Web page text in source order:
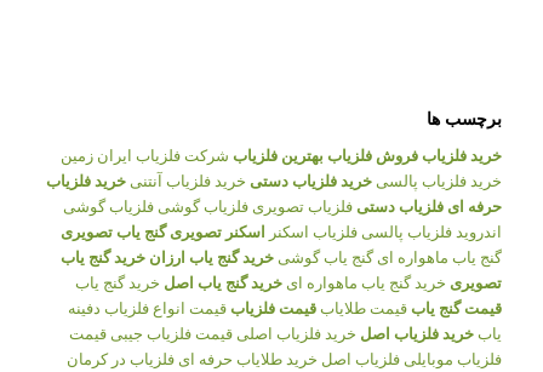
برچسب ها
خرید فلزیاب فروش فلزیاب بهترین فلزیاب شرکت فلزیاب ایران زمین
خرید فلزیاب پالسی خرید فلزیاب دستی خرید فلزیاب آنتنی خرید فلزیاب
حرفه ای فلزیاب دستی فلزیاب تصویری فلزیاب گوشی فلزیاب گوشی
اندروید فلزیاب پالسی فلزیاب اسکنر اسکنر تصویری گنج یاب تصویری
گنج یاب ماهواره ای گنج یاب گوشی خرید گنج یاب ارزان خرید گنج یاب
تصویری خرید گنج یاب ماهواره ای خرید گنج یاب اصل خرید گنج یاب
قیمت گنج یاب قیمت طلایاب قیمت فلزیاب قیمت انواع فلزیاب دفینه
یاب خرید فلزیاب اصل خرید فلزیاب اصلی قیمت فلزیاب جیبی قیمت
فلزیاب موبایلی فلزیاب اصل خرید طلایاب حرفه ای فلزیاب در کرمان